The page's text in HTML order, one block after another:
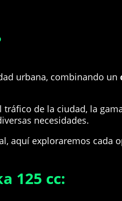
urbana, combinando un
de la ciudad, la
necesidades.
aquí exploraremos cada
125 cc: